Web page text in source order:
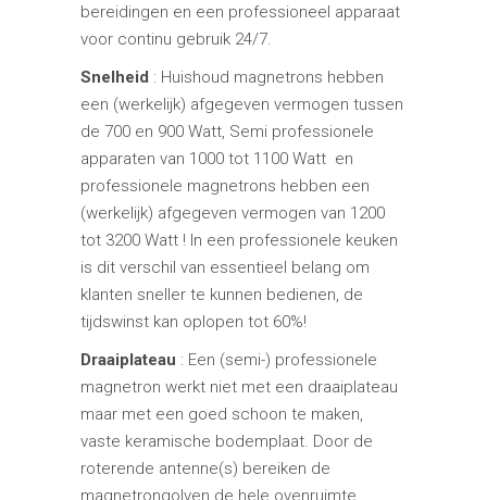
bereidingen en een professioneel apparaat
voor continu gebruik 24/7.
Snelheid : Huishoud magnetrons hebben
een (werkelijk) afgegeven vermogen tussen
de 700 en 900 Watt, Semi professionele
apparaten van 1000 tot 1100 Watt en
professionele magnetrons hebben een
(werkelijk) afgegeven vermogen van 1200
tot 3200 Watt ! In een professionele keuken
is dit verschil van essentieel belang om
klanten sneller te kunnen bedienen, de
tijdswinst kan oplopen tot 60%!
Draaiplateau : Een (semi-) professionele
magnetron werkt niet met een draaiplateau
maar met een goed schoon te maken,
vaste keramische bodemplaat. Door de
roterende antenne(s) bereiken de
magnetrongolven de hele ovenruimte